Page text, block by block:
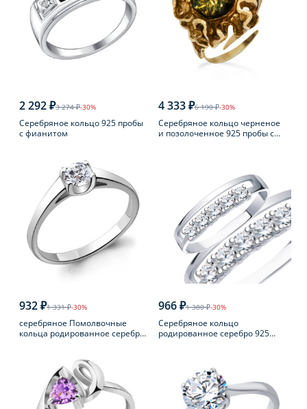
2 292 ₽3 274 ₽-30%
Серебряное кольцо 925 пробы
с фианитом
4 333 ₽6 190 ₽-30%
Серебряное кольцо черненое
и позолоченное 925 пробы с
932 ₽1 331 ₽-30%
серебряное Помолвочные
кольца родированное серебро
966 ₽1 380 ₽-30%
Серебряное кольцо
родированное серебро 925